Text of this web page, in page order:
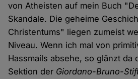
von Atheisten auf mein Buch
Skandale. Die geheime
Christentums" liegen zumeist
Niveau. Wenn ich mal von
Hassmails absehe, so glänzt da
Sektion der Giordano-Bruno-